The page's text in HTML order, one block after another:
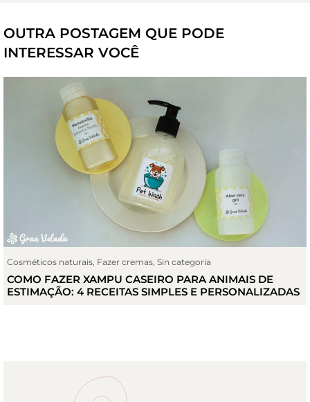
OUTRA POSTAGEM QUE PODE
INTERESSAR VOCÊ
Cosméticos naturais Fazer cremas Sin categoría
COMO FAZER XAMPU CASEIRO PARA ANIMAIS DE
ESTIMAÇÃO: 4 RECEITAS SIMPLES E PERSONALIZADAS